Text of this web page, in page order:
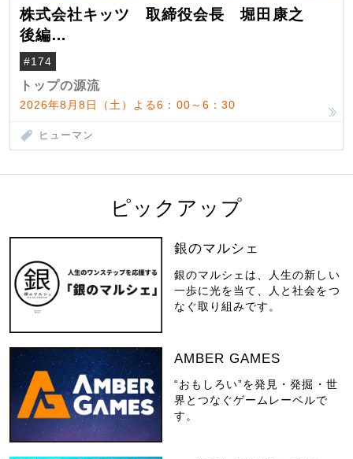
株式会社キッツ 取締役会長 堀田康之
後編
米国駐在でも浮かんだ八ヶ岳 山小屋を営
んだ父母
#174
トップの源流
2026年8月8日（土）よる6：00～6：30
ヒューマン
ピックアップ
銀のマルシェ
銀のマルシェは、人生の新しい
一歩に光を当て、人と社会をつ
なぐ取り組みです。
AMBER GAMES
“おもしろい”を発見・発掘・世
界とつなぐゲームレーベルで
す。